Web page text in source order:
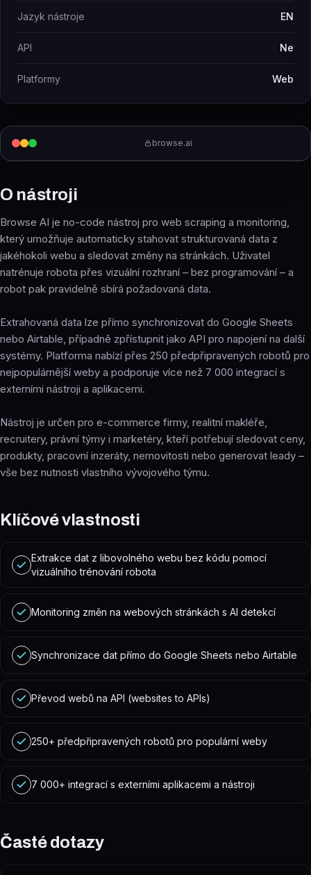
browse.ai
O nástroji
Browse AI je no-code nástroj pro web scraping a monitoring,
který umožňuje automaticky stahovat strukturovaná data z
jakéhokoli webu a sledovat změny na stránkách. Uživatel
natrénuje robota přes vizuální rozhraní – bez programování – a
robot pak pravidelně sbírá požadovaná data.
Extrahovaná data lze přímo synchronizovat do Google Sheets
nebo Airtable, případně zpřístupnit jako API pro napojení na další
systémy. Platforma nabízí přes 250 předpřipravených robotů pro
nejpopulárnější weby a podporuje více než 7 000 integrací s
externími nástroji a aplikacemi.
Nástroj je určen pro e-commerce firmy, realitní makléře,
recruitery, právní týmy i marketéry, kteří potřebují sledovat ceny,
produkty, pracovní inzeráty, nemovitosti nebo generovat leady –
vše bez nutnosti vlastního vývojového týmu.
Klíčové vlastnosti
Extrakce dat z libovolného webu bez kódu pomocí
vizuálního trénování robota
Monitoring změn na webových stránkách s AI detekcí
Synchronizace dat přímo do Google Sheets nebo Airtable
Převod webů na API (websites to APIs)
250+ předpřipravených robotů pro populární weby
7 000+ integrací s externími aplikacemi a nástroji
Časté dotazy
Jazyk nástroje EN
API Ne
Platformy Web